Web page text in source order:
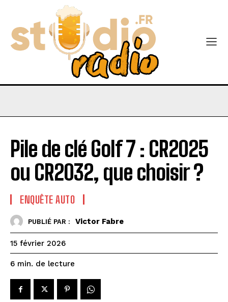
Pile de clé Golf 7 : CR2025
ou CR2032, que choisir ?
ENQUÊTE AUTO
PUBLIÉ PAR : Victor Fabre
15 février 2026
6 min. de lecture